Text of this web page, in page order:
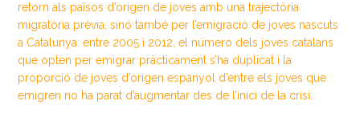
retorn als països d’origen de joves amb una trajectòria
migratòria prèvia, sinó també per l’emigració de joves nascuts
a Catalunya: entre 2005 i 2012, el número dels joves catalans
que opten per emigrar pràcticament s’ha duplicat i la
proporció de joves d’origen espanyol d’entre els joves que
emigren no ha parat d’augmentar des de l’inici de la crisi.